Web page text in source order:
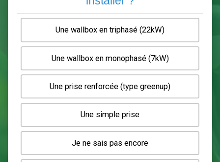
2 3 6
Quel type de borne souhaitez-
installer ?
Une wallbox en triphasé (22kW)
Une wallbox en monophasé (7kW)